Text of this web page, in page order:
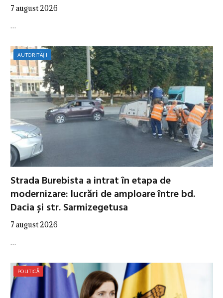
7 august 2026
…
AUTORITĂȚI
Strada Burebista a intrat în etapa de
modernizare: lucrări de amploare între bd.
Dacia și str. Sarmizegetusa
7 august 2026
…
POLITICĂ